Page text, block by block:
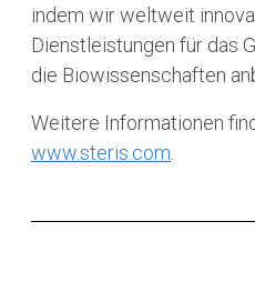
indem wir weltweit
Dienstleistungen für das
die Biowissenschaften
Weitere Informationen
www.steris.com